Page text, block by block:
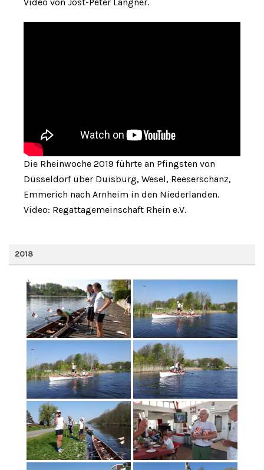
Die Rheinwoche 2019 führte an Pfingsten von
Düsseldorf über Duisburg, Wesel, Reeserschanz,
Emmerich nach Arnheim in den Niederlanden.
Video: Regattagemeinschaft Rhein e.V.
2018